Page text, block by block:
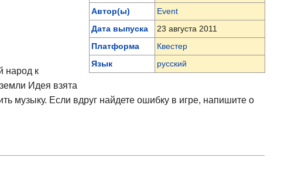
Автор(ы)
Event
Дата выпуска
23 августа 2011
Платформа
Квестер
Язык
русский
народ к
Идея взята
музыку. Если вдруг найдете ошибку в игре, напишите о